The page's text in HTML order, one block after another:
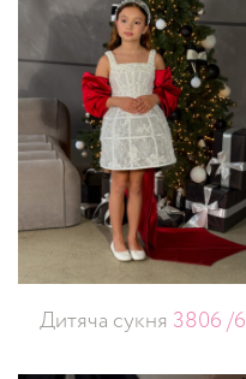
Дитяча сукня 3806 /6